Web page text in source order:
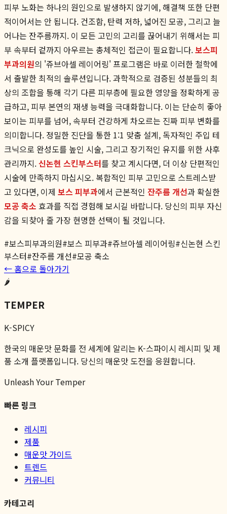
피부 노화는 하나의 원인으로 발생하지 않기에, 해결책 또한 단편
적이어서는 안 됩니다. 건조함, 탄력 저하, 넓어진 모공, 그리고 늘
어나는 잔주름까지. 이 모든 고민의 고리를 끊어내기 위해서는 피
부 속부터 겉까지 아우르는 총체적인 접근이 필요합니다.보스피
부과의원의 '쥬브아셀 레이어링' 프로그램은 바로 이러한 철학에
서 출발한 최적의 솔루션입니다. 과학적으로 검증된 성분들의 최
상의 조합을 통해 각기 다른 피부층에 필요한 영양을 정확하게 공
급하고, 피부 본연의 재생 능력을 극대화합니다. 이는 단순히 좋아
보이는 피부를 넘어, 속부터 건강하게 차오르는 진짜 피부 변화를
의미합니다. 정밀한 진단을 통한 1:1 맞춤 설계, 독자적인 주입 테
크닉으로 완성도를 높인 시술, 그리고 장기적인 유지를 위한 사후
관리까지.신논현 스킨부스터를 찾고 계시다면, 더 이상 단편적인
시술에 만족하지 마십시오. 복합적인 피부 고민으로 스트레스받
고 있다면, 이제 보스 피부과에서 근본적인 잔주름 개선과 확실한
모공 축소 효과를 직접 경험해 보시길 바랍니다. 당신의 피부 자신
감을 되찾아 줄 가장 현명한 선택이 될 것입니다.
#보스피부과의원#보스 피부과#쥬브아셀 레이어링#신논현 스킨
부스터#잔주름 개선#모공 축소
← 홈으로 돌아가기
🌶️
TEMPER
K-SPICY
한국의 매운맛 문화를 전 세계에 알리는 K-스파이시 레시피 및 제
품 소개 플랫폼입니다. 당신의 매운맛 도전을 응원합니다.
Unleash Your Temper
빠른 링크
레시피
제품
매운맛 가이드
트렌드
커뮤니티
카테고리